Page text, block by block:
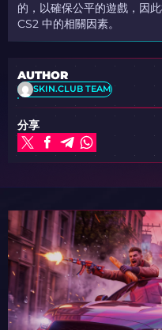
的，以確保公平的遊戲，因
CS2 中的相關因素。
AUTHOR
SKIN.CLUB TEAM
分享